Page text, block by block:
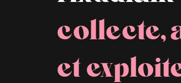
collecte,
et